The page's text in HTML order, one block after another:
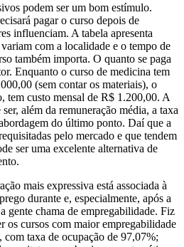
podem ser um bom estímulo.
pagar o curso depois de
influenciam. A tabela apresenta
com a localidade e o tempo de
também importa. O quanto se paga
Enquanto o curso de medicina tem
(sem contar os materiais), o
tem custo mensal de R$ 1.200,00. A
além da remuneração média, a taxa
do último ponto. Daí que a
pelo mercado e que tendem
ser uma excelente alternativa de
mais expressiva está associada à
durante e, especialmente, após a
gente chama de empregabilidade. Fiz
os cursos com maior empregabilidade
taxa de ocupação de 97,07%;